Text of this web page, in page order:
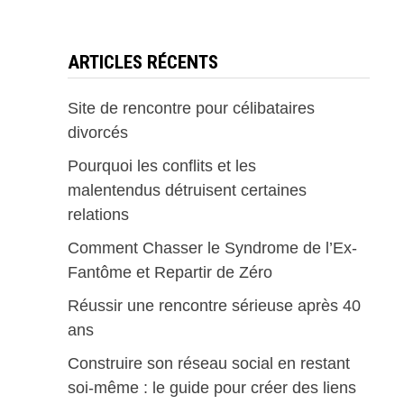
ARTICLES RÉCENTS
Site de rencontre pour célibataires
divorcés
Pourquoi les conflits et les
malentendus détruisent certaines
relations
Comment Chasser le Syndrome de l’Ex-
Fantôme et Repartir de Zéro
Réussir une rencontre sérieuse après 40
ans
Construire son réseau social en restant
soi-même : le guide pour créer des liens